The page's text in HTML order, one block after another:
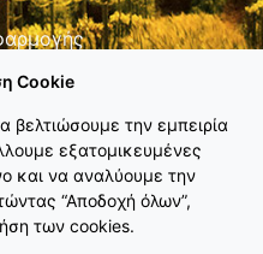
Cookie
βελτιώσουμε την εμπειρία
εξατομικευμένες
και να αναλύουμε την
“Αποδοχή όλων”,
των cookies.